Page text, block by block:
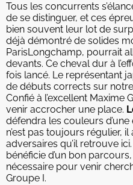
Tous les concurrents
de se distinguer, et ces
bien souvent leur lot de
déjà démontré de solides
ParisLongchamp, pourrait
devants. Ce cheval dur à
fois lancé. Le représentant
de débuts corrects sur
Confié à l’excellent Maxime
venir accrocher une place.
défendra les couleurs d’une
n’est pas toujours régulier,
adversaires qu’il retrouve ici.
bénéficie d’un bon
nécessaire pour venir
Groupe I.